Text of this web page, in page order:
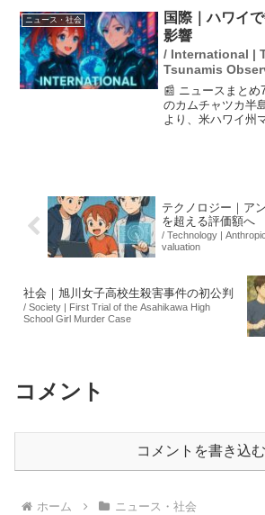
て補助金を支給し
とされてい...
ニュース・社会
国際｜ハワイ
影響
/ International |
Tsunamis
📰 ニュースまとめ
のカムチャツカ半
より、米ハワイ州
テクノロジー｜ア
を超える評価額へ
/ Technology |
valuation
社会｜旭川女子高校生殺害事件の初公判
/ Society | First Trial of the Asahikawa High
School Girl Murder Case
コメント
コメントを書き込む
ホーム ニュース・社会